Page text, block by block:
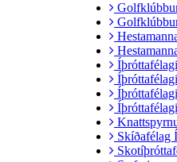
Skíðafélag